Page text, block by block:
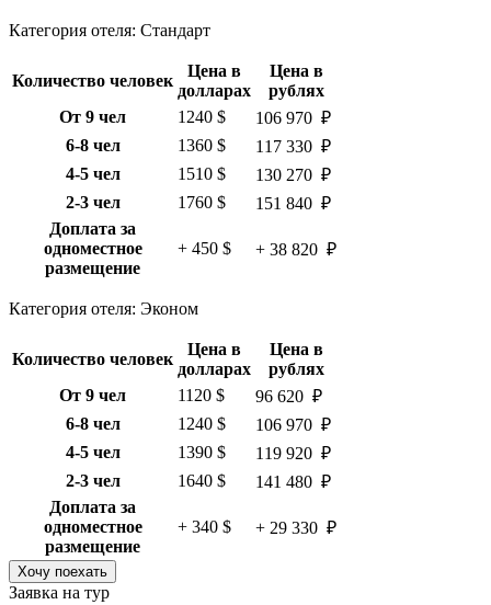
Категория отеля: Стандарт
Количество человек
Цена в
долларах
Цена в
рублях
От 9 чел
1240 $
106 970 ₽
6-8 чел
1360 $
117 330 ₽
4-5 чел
1510 $
130 270 ₽
2-3 чел
1760 $
151 840 ₽
Доплата за
одноместное
размещение
+ 450 $ + 38 820 ₽
Категория отеля: Эконом
Количество человек
Цена в
долларах
Цена в
рублях
От 9 чел
1120 $
96 620 ₽
6-8 чел
1240 $
106 970 ₽
4-5 чел
1390 $
119 920 ₽
2-3 чел
1640 $
141 480 ₽
Доплата за
одноместное
размещение
+ 340 $ + 29 330 ₽
Хочу поехать
Заявка на тур